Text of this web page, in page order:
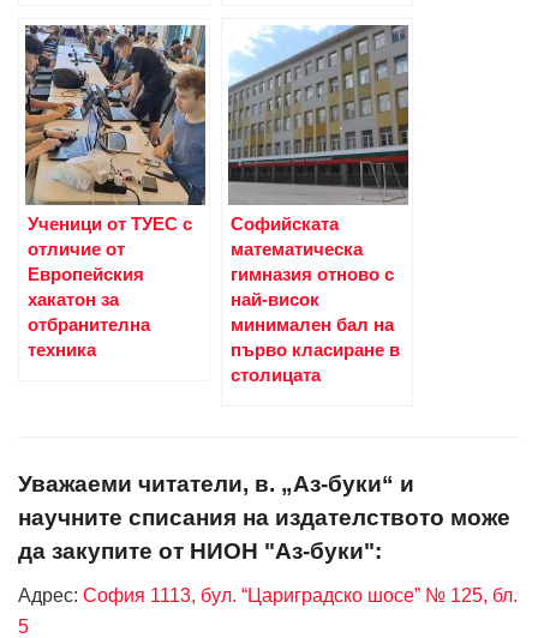
Ученици от ТУЕС с
отличие от
Европейския
хакатон за
отбранителна
техника
Софийската
математическа
гимназия отново с
най-висок
минимален бал на
първо класиране в
столицата
Уважаеми читатели, в. „Аз-буки“ и
научните списания на издателството може
да закупите от НИОН "Аз-буки":
Адрес: София 1113, бул. “Цариградско шосе” № 125, бл.
5